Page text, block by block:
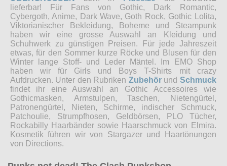
lieferbar! Für Fans von Gothic, Dark Romantic,
Cybergoth, Anime, Dark Wave, Goth Rock, Gothic Lolita,
Viktorianischer Bekleidung, Boheme und Steampunk
haben wir eine grosse Auswahl an Kleidung und
Schuhwerk zu günstigen Preisen. Für jede Jahreszeit
etwas, für den Sommer kurze Röcke und Blusen für den
Winter lange Stoff- und Leder Mäntel. Im EMO Shop
haben wir für Girls und Boys T-Shirts mit crazy
Aufdrucken. Unter den Rubriken Zubehörund Schmuck
findet ihr eine Auswahl an Gothic Accessoires wie
Gothicmasken, Armstulpen, Taschen, Nietengürtel,
Patronengürtel, Nieten, Schirme, indischer Schmuck,
Patchoulie, Strumpfhosen, Geldbörsen, PLO Tücher,
Rockabilly Haarbänder sowie Haarschmuck von Elmira.
Kosmetik führen wir von Stargazer und Haartönungen
von Directions.